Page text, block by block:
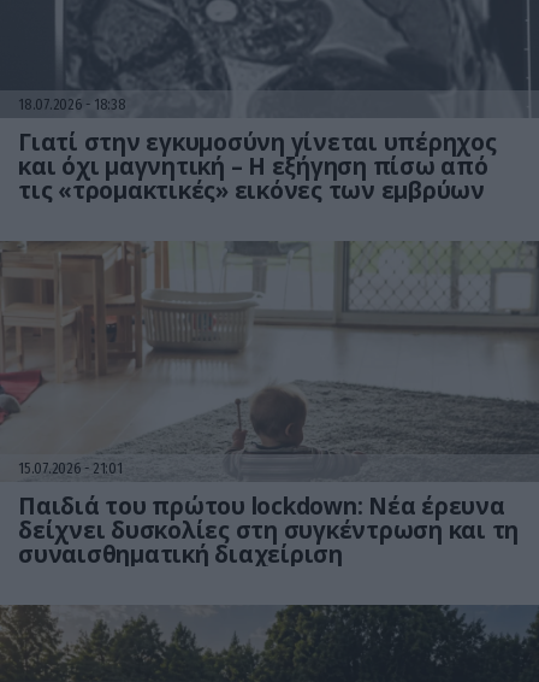
18.07.2026 18:38
Γιατί στην εγκυμοσύνη γίνεται υπέρηχος
και όχι μαγνητική – Η εξήγηση πίσω από
τις «τρομακτικές» εικόνες των εμβρύων
15.07.2026 21:01
Παιδιά του πρώτου lockdown: Νέα έρευνα
δείχνει δυσκολίες στη συγκέντρωση και τη
συναισθηματική διαχείριση